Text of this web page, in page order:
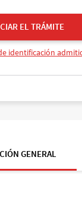
EL TRÁMITE
identificación
GENERAL